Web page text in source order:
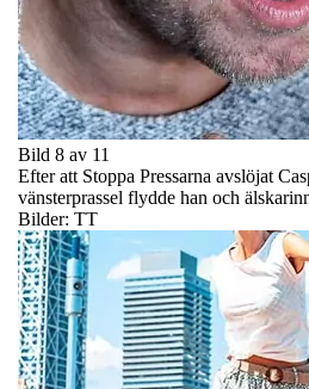
Bild 8 av 11
Efter att Stoppa Pressarna avslöjat
vänsterprassel flydde han och
Bilder: TT